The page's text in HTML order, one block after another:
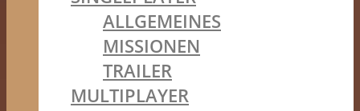
ALLGEMEINES
MISSIONEN
TRAILER
MULTIPLAYER